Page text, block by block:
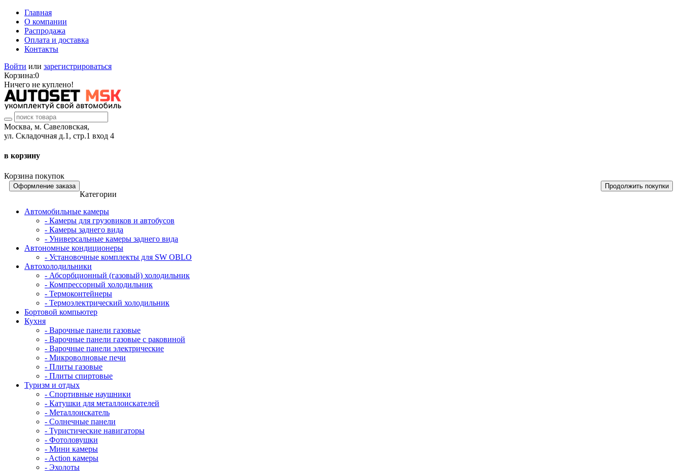
Главная
О компании
Распродажа
Оплата и доставка
Контакты
Войти или зарегистрироваться
Корзина:0
Ничего не куплено!
Москва, м. Савеловская,
ул. Складочная д.1, стр.1 вход 4
в корзину
Корзина покупок
Оформление заказа Продолжить покупки
Категории
Автомобильные камеры
- Камеры для грузовиков и автобусов
- Камеры заднего вида
- Универсальные камеры заднего вида
Автономные кондиционеры
- Установочные комплекты для SW OBLO
Автохолодильники
- Абсорбционный (газовый) холодильник
- Компрессорный холодильник
- Термоконтейнеры
- Термоэлектрический холодильник
Бортовой компьютер
Кухня
- Варочные панели газовые
- Варочные панели газовые с раковиной
- Варочные панели электрические
- Микроволновые печи
- Плиты газовые
- Плиты спиртовые
Туризм и отдых
- Cпортивные наушники
- Катушки для металлоискателей
- Металлоискатель
- Солнечные панели
- Туристические навигаторы
- Фотоловушки
- Мини камеры
- Action камеры
- Эхолоты